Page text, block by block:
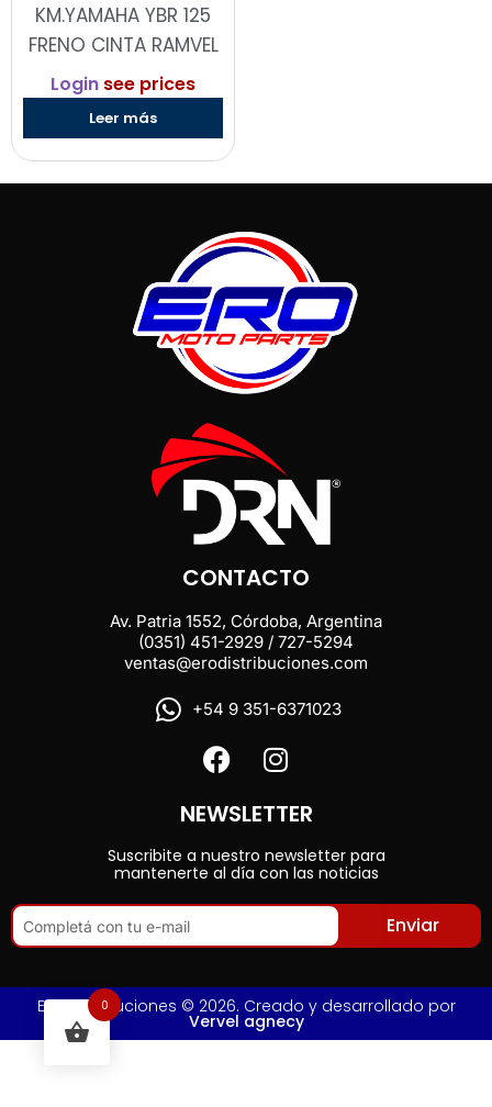
KM.YAMAHA YBR 125
FRENO CINTA RAMVEL
Login see prices
Leer más
CONTACTO
Av. Patria 1552, Córdoba, Argentina
(0351) 451-2929 / 727-5294
ventas@erodistribuciones.com
+54 9 351-6371023
NEWSLETTER
Suscribite a nuestro newsletter para
mantenerte al día con las noticias
Enviar
Ero Distribuciones © 2026. Creado y desarrollado por
Vervel agnecy
0